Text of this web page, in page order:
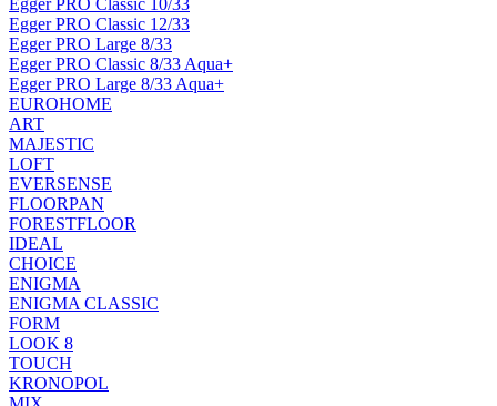
Egger PRO Classic 10/33
Egger PRO Classic 12/33
Egger PRO Large 8/33
Egger PRO Classic 8/33 Aqua+
Egger PRO Large 8/33 Aqua+
EUROHOME
ART
MAJESTIC
LOFT
EVERSENSE
FLOORPAN
FORESTFLOOR
IDEAL
CHOICE
ENIGMA
ENIGMA CLASSIC
FORM
LOOK 8
TOUCH
KRONOPOL